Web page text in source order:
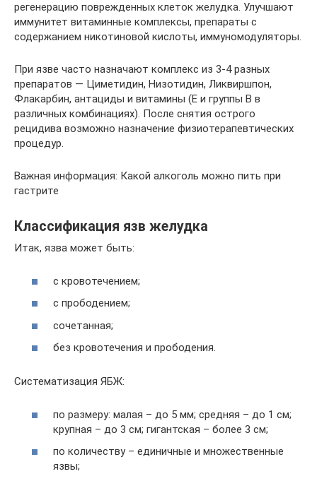
регенерацию поврежденных клеток желудка. Улучшают
иммунитет витаминные комплексы, препараты с
содержанием никотиновой кислоты, иммуномодуляторы.
При язве часто назначают комплекс из 3-4 разных
препаратов — Циметидин, Низотидин, Ликвиршпон,
Флакарбин, антациды и витамины (Е и группы B в
различных комбинациях). После снятия острого
рецидива возможно назначение физиотерапевтических
процедур.
Важная информация: Какой алкоголь можно пить при
гастрите
Классификация язв желудка
Итак, язва может быть:
с кровотечением;
c прободением;
сочетанная;
без кровотечения и прободения.
Систематизация ЯБЖ:
по размеру: малая – до 5 мм; средняя – до 1 см;
крупная – до 3 см; гигантская – более 3 см;
по количеству – единичные и множественные
язвы;